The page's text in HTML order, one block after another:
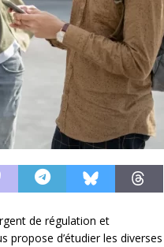
de régulation et
propose d’étudier les diverses